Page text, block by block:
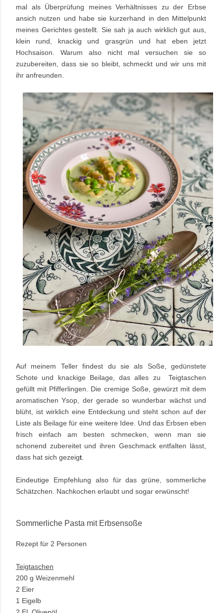
mal als Überprüfung meines Verhältnisses zu der Erbse
ansich nutzen und habe sie kurzerhand in den Mittelpunkt
meines Gerichtes gestellt. Sie sah ja auch wirklich gut aus,
klein rund, knackig und grasgrün und hat eben jetzt
Hochsaison. Warum also nicht mal versuchen sie so
zuzubereiten, dass sie so bleibt, schmeckt und wir uns mit
ihr anfreunden.
Auf meinem Teller findest du sie als Soße, gedünstete
Schote und knackige Beilage, das alles zu Teigtaschen
gefüllt mit Pfifferlingen. Die cremige Soße, gewürzt mit dem
aromatischen Ysop, der gerade so wunderbar wächst und
blüht, ist wirklich eine Entdeckung und steht schon auf der
Liste als Beilage für eine weitere Idee. Und das Erbsen eben
frisch einfach am besten schmecken, wenn man sie
schonend zubereitet und ihren Geschmack entfalten lässt,
dass hat sich gezeigt.
Eindeutige Empfehlung also für das grüne, sommerliche
Schätzchen. Nachkochen erlaubt und sogar erwünscht!
Sommerliche Pasta mit Erbsensoße
Rezept für 2 Personen
Teigtaschen
200 g Weizenmehl
2 Eier
1 Eigelb